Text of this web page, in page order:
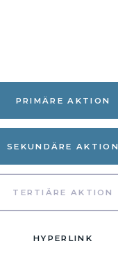
PRIMÄRE AKTION
SEKUNDÄRE AKTION
TERTIÄRE AKTION
HYPERLINK